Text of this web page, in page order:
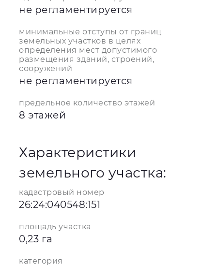
не регламентируется
минимальные отступы от границ
земельных участков в целях
определения мест допустимого
размещения зданий, строений,
сооружений
не регламентируется
предельное количество этажей
8 этажей
Характеристики
земельного участка:
кадастровый номер
26:24:040548:151
площадь участка
0,23 га
категория